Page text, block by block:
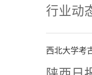
行业动
西北大学考